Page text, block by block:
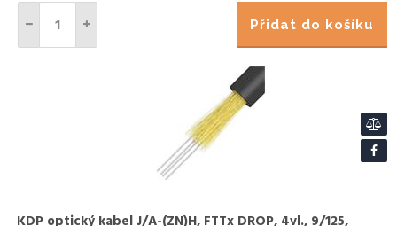
Přidat do košíku
KDP optický kabel J/A-(ZN)H, FTTx DROP, 4vl., 9/125,